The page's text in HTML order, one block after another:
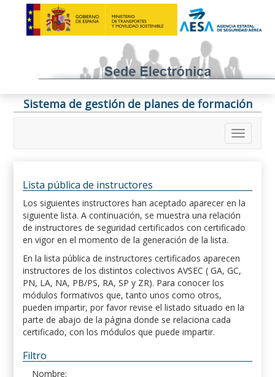
Sistema de gestión de planes de formación
Lista pública de instructores
Los siguientes instructores han aceptado aparecer en la
siguiente lista. A continuación, se muestra una relación
de instructores de seguridad certificados con certificado
en vigor en el momento de la generación de la lista.
En la lista pública de instructores certificados aparecen
instructores de los distintos colectivos AVSEC ( GA, GC,
PN, LA, NA, PB/PS, RA, SP y ZR). Para conocer los
módulos formativos que, tanto unos como otros,
pueden impartir, por favor revise el listado situado en la
parte de abajo de la página donde se relaciona cada
certificado, con los módulos que puede impartir.
Filtro
Nombre: